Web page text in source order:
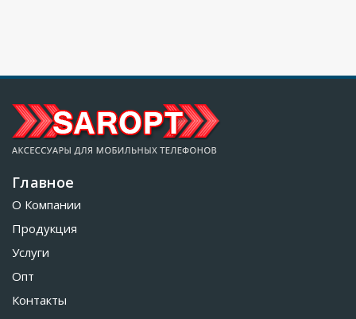
Главное
О Компании
Продукция
Услуги
Опт
Контакты